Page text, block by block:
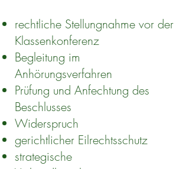
rechtliche Stellungnahme vor der
Klassenkonferenz
Begleitung im
Anhörungsverfahren
Prüfung und Anfechtung des
Beschlusses
Widerspruch
gerichtlicher Eilrechtsschutz
strategische